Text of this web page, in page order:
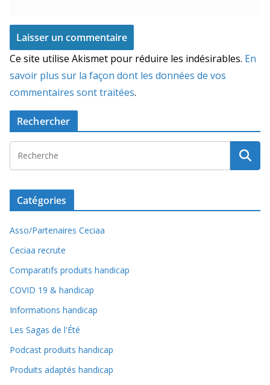
Ce site utilise Akismet pour réduire les indésirables. En
savoir plus sur la façon dont les données de vos
commentaires sont traitées.
Rechercher
Catégories
Asso/Partenaires Ceciaa
Ceciaa recrute
Comparatifs produits handicap
COVID 19 & handicap
Informations handicap
Les Sagas de l'Été
Podcast produits handicap
Produits adaptés handicap